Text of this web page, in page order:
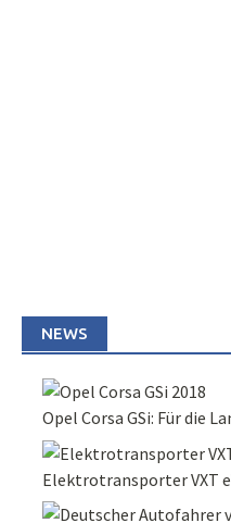
NEWS
Opel Corsa GSi: Für die
Elektrotransporter VXT